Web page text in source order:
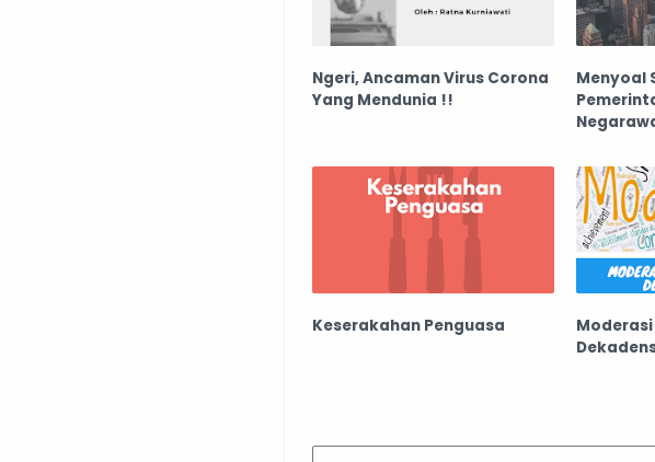
Ngeri, Ancaman Virus Corona
Yang Mendunia !!
Menyoal
Keserakahan Penguasa